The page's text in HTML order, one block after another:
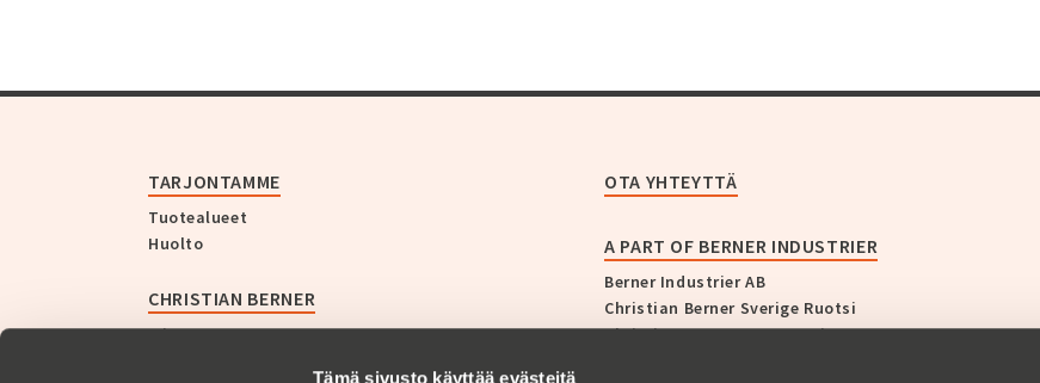
Tämä sivusto käyttää evästeitä
TARJONTAMME
Tuotealueet
Huolto
CHRISTIAN BERNER
Yritys
OTA YHTEYTTÄ
A PART OF BERNER INDUSTRIER
Berner Industrier AB
Christian Berner Sverige Ruotsi
Christian Berner Norge Norja